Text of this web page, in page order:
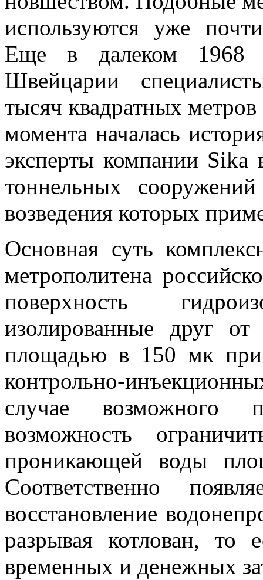
используются уже
Еще в далеком 1968
Швейцарии
тысяч квадратных
момента началась
эксперты компании Sika
тоннельных
возведения которых
Основная суть
метрополитена
поверхность
изолированные друг
площадью в 150 мк при
контрольно-
случае возможного
возможность
проникающей воды
Соответственно
восстановление
разрывая котлован,
временных и денежных